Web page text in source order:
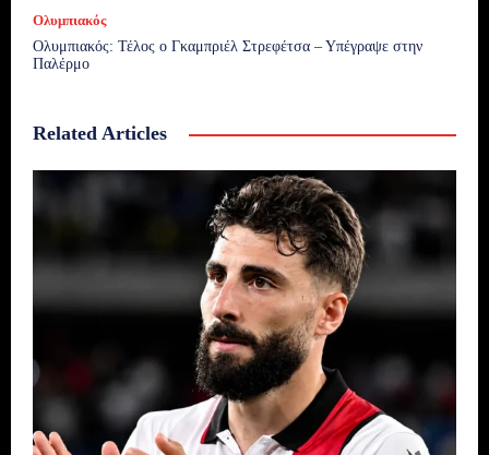
Ολυμπιακός
Ολυμπιακός: Τέλος ο Γκαμπριέλ Στρεφέτσα – Υπέγραψε στην
Παλέρμο
Related Articles